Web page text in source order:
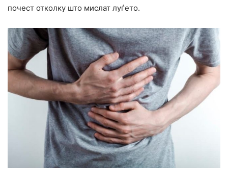
почест отколку што мислат луѓето.